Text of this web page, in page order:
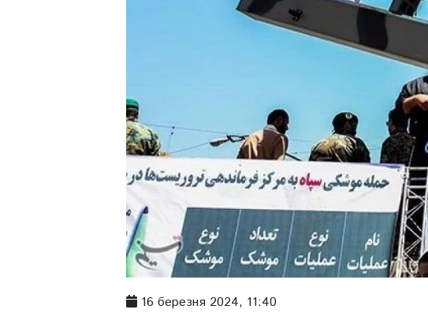
16 березня 2024, 11:40